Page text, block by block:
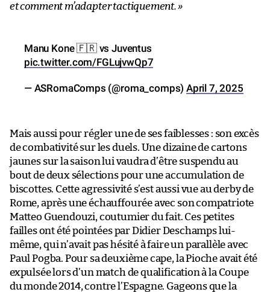
et comment m’adapter tactiquement.»
Manu Kone 🇫🇷 vs Juventus
pic.twitter.com/FGLujvwQp7
— ASRomaComps (@roma_comps) April 7, 2025
Mais aussi pour régler une de ses faiblesses : son excès
de combativité sur les duels. Une dizaine de cartons
jaunes sur la saison lui vaudra d’être suspendu au
bout de deux sélections pour une accumulation de
biscottes. Cette agressivité s’est aussi vue au derby de
Rome, après une échauffourée avec son compatriote
Matteo Guendouzi, coutumier du fait. Ces petites
failles ont été pointées par Didier Deschamps lui-
même, qui n’avait pas hésité à faire un parallèle avec
Paul Pogba. Pour sa deuxième cape, la Pioche avait été
expulsée lors d’un match de qualification à la Coupe
du monde 2014, contre l’Espagne. Gageons que la